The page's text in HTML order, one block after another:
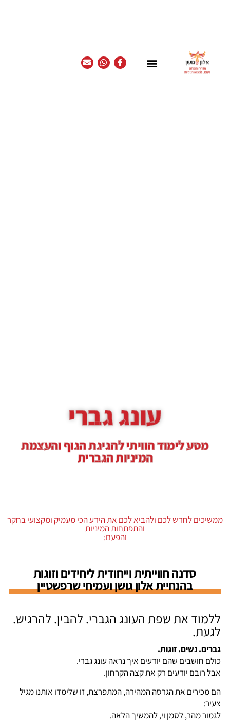
עונג גברי
מסע לימוד חוויתי לחגיגת הגוף והעצמת
המיניות הגברית
ממשיכים לחדש לכם ולהביא לכם את הידע הכי מעמיק ומקצועי בחקר
והתפתחות המיניות
והפעם:
סדנה חווייתית וייחודית ליחידים וזוגות
בהנחיית אלון גושן ועמיחי שרפשטיין
ללמוד את שפת העונג הגברי. להבין. להרגיש.
לגעת.
גברים. נשים. זוגות.
כולם חושבים שהם יודעים איך נראה עונג גברי.
אבל רובם יודעים רק את קצה הקרחון.
הם מכירים את הגרסה המהירה, המתפרצת, זו שלימדו אותנו מגיל
צעיר:
לגמור מהר, לסמן וי, להמשיך הלאה.